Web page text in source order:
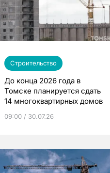
Строительство
До конца 2026 года в
Томске планируется сдать
14 многоквартирных домов
09:00 / 30.07.26